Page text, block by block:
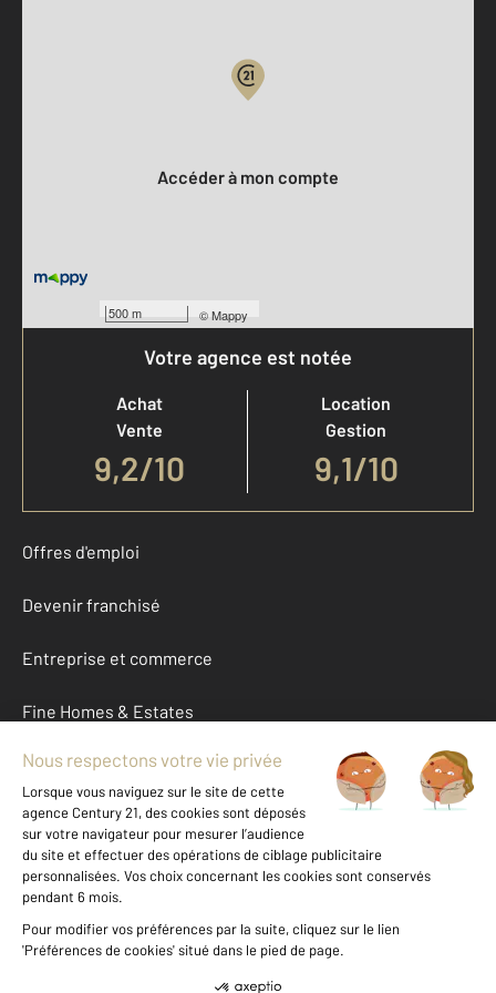
500 m ©Mappy
Accéder à mon compte
Votre agence est notée
Achat
Vente
9,2/10
Location
Gestion
9,1/10
Offres d'emploi
Devenir franchisé
Entreprise et commerce
Fine Homes & Estates
À propos
International
Nous contacter